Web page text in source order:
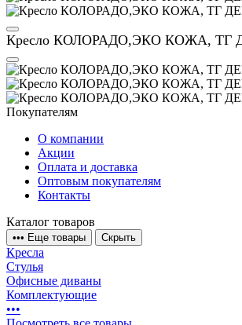
Кресло КОЛОРАДО,ЭКО КОЖА, ТГ
Покупателям
О компании
Акции
Оплата и доставка
Оптовым покупателям
Контакты
Каталог товаров
••• Еще товары Скрыть
Кресла
Стулья
Офисные диваны
Комплектующие
•••